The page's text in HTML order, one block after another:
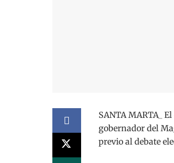
SANTA MARTA_
gobernador del
previo al debate